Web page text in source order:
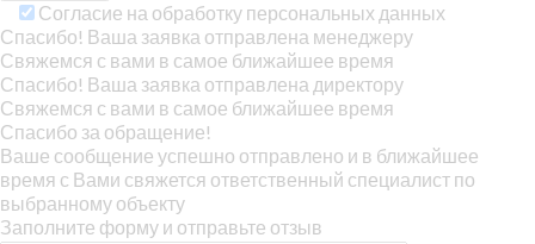
Согласие на обработку персональных данных
Спасибо! Ваша заявка отправлена менеджеру
Свяжемся с вами в самое ближайшее время
Спасибо! Ваша заявка отправлена директору
Свяжемся с вами в самое ближайшее время
Спасибо за обращение!
Ваше сообщение успешно отправлено и в ближайшее
время с Вами свяжется ответственный специалист по
выбранному объекту
Заполните форму и отправьте отзыв